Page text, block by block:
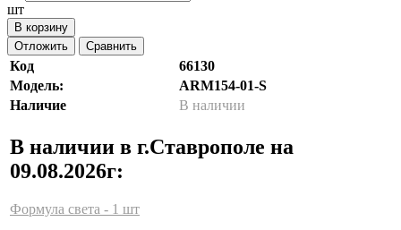
шт
В корзину
Отложить
Сравнить
Код
66130
Модель:
ARM154-01-S
Наличие
В наличии
В наличии в г.Ставрополе на
09.08.2026г:
Формула света - 1 шт